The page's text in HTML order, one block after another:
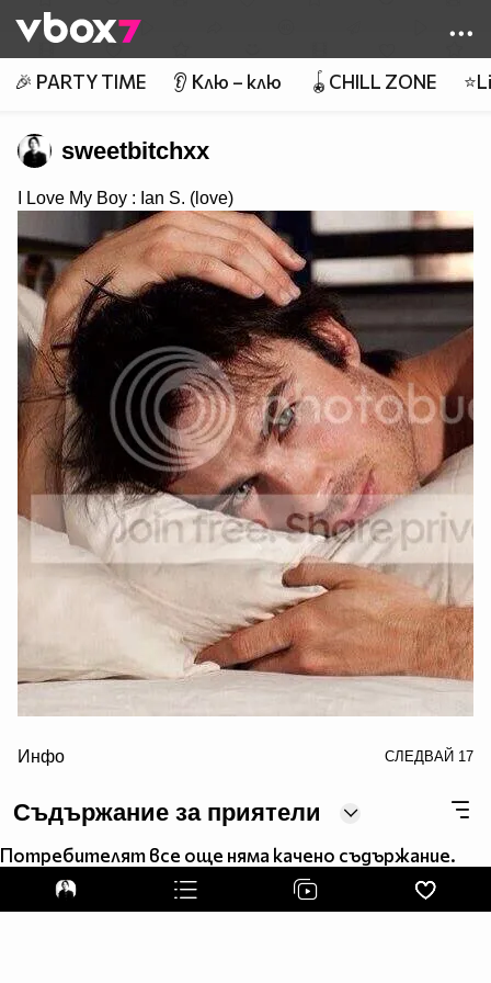
👾
🎉 PARTY TIME 👂 Клю – клю 🪀CHILL ZONE
sweetbitchxx
I Love My Boy : Ian S. (love)
for Butch Hogan 2013
Инфо СЛЕДВАЙ 17
Съдържание за приятели
Потребителят все още няма качено съдържание.